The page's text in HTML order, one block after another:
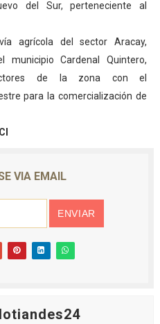
del Sur, perteneciente al
agrícola del sector Aracay,
municipio Cardenal Quintero,
de la zona con el
para la comercialización de
VIA EMAIL